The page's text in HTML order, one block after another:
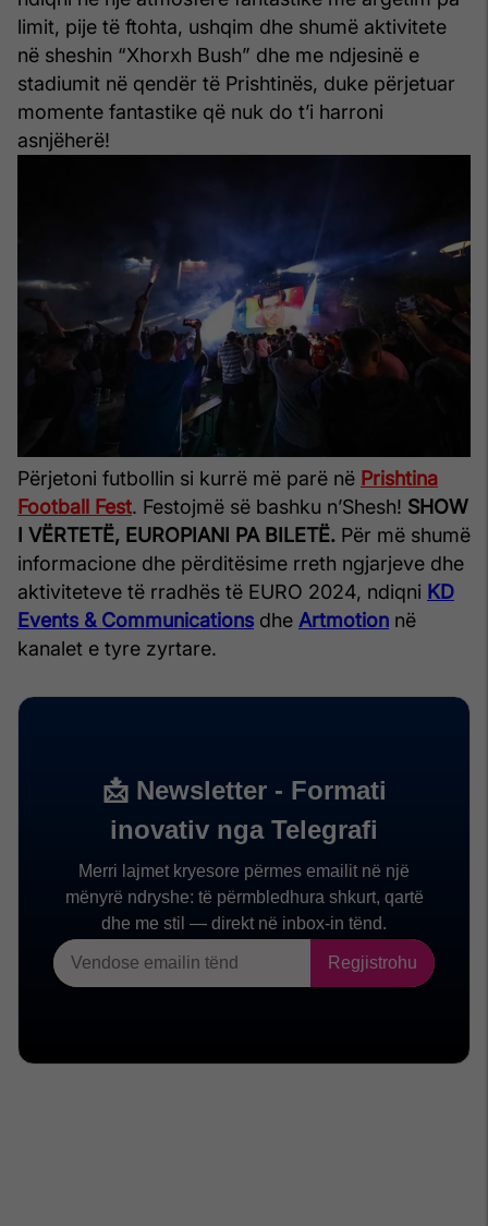
limit, pije të ftohta, ushqim dhe shumë aktivitete
në sheshin “Xhorxh Bush” dhe me ndjesinë e
stadiumit në qendër të Prishtinës, duke përjetuar
momente fantastike që nuk do t’i harroni
asnjëherë!
Përjetoni futbollin si kurrë më parë në Prishtina
Football Fest. Festojmë së bashku n’Shesh! SHOW
I VËRTETË, EUROPIANI PA BILETË. Për më shumë
informacione dhe përditësime rreth ngjarjeve dhe
aktiviteteve të rradhës të EURO 2024, ndiqni KD
Events & Communications dhe Artmotion në
kanalet e tyre zyrtare.